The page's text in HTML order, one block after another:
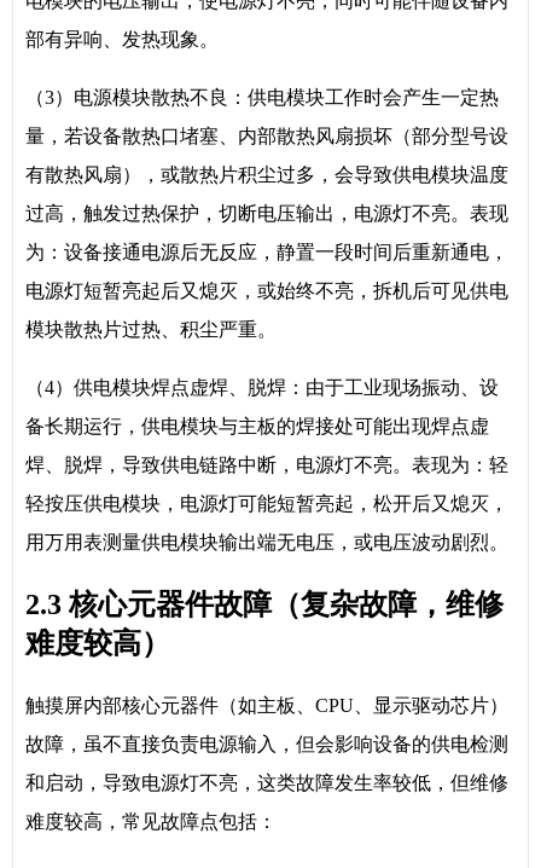
部有异响、发热现象。
（3）电源模块散热不良：供电模块工作时会产生一定热
量，若设备散热口堵塞、内部散热风扇损坏（部分型号设
有散热风扇），或散热片积尘过多，会导致供电模块温度
过高，触发过热保护，切断电压输出，电源灯不亮。表现
为：设备接通电源后无反应，静置一段时间后重新通电，
电源灯短暂亮起后又熄灭，或始终不亮，拆机后可见供电
模块散热片过热、积尘严重。
（4）供电模块焊点虚焊、脱焊：由于工业现场振动、设
备长期运行，供电模块与主板的焊接处可能出现焊点虚
焊、脱焊，导致供电链路中断，电源灯不亮。表现为：轻
轻按压供电模块，电源灯可能短暂亮起，松开后又熄灭，
用万用表测量供电模块输出端无电压，或电压波动剧烈。
2.3 核心元器件故障（复杂故障，维修
难度较高）
触摸屏内部核心元器件（如主板、CPU、显示驱动芯片）
故障，虽不直接负责电源输入，但会影响设备的供电检测
和启动，导致电源灯不亮，这类故障发生率较低，但维修
难度较高，常见故障点包括：